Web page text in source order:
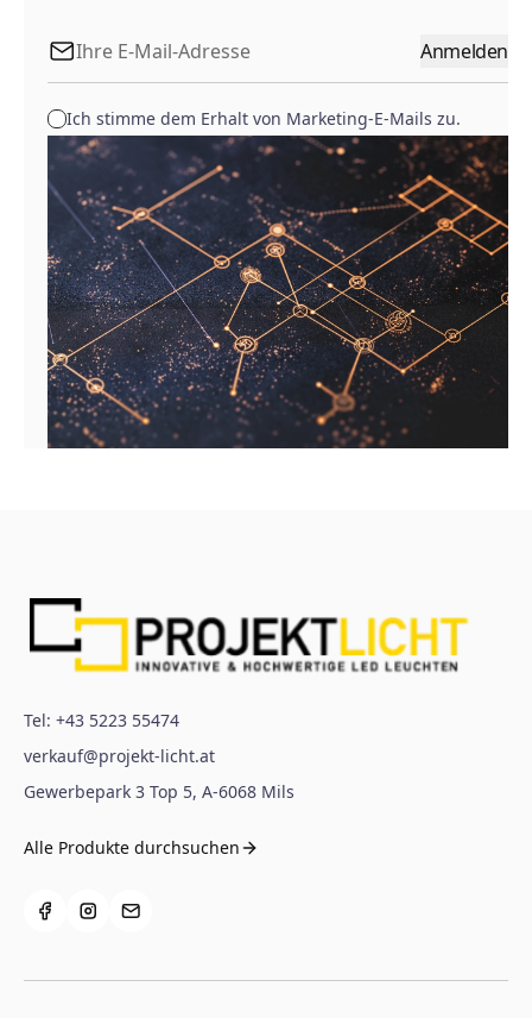
Anmelden
Ich stimme dem Erhalt von Marketing-E-Mails zu.
Tel: +43 5223 55474
verkauf@projekt-licht.at
Gewerbepark 3 Top 5, A-6068 Mils
Alle Produkte durchsuchen